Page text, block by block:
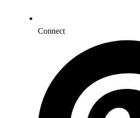
Connect